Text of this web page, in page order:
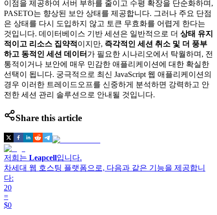
이점을 제공하여 서버 부하를 줄이고 수평 확장을 단순화하며,
PASETO는 향상된 보안 상태를 제공합니다. 그러나 주요 단점
은 상태를 다시 도입하지 않고 토큰 무효화를 어렵게 한다는
것입니다. 데이터베이스 기반 세션은 일반적으로 더 상태 유지
적이고 리소스 집약적 이지만, 즉각적인 세션 취소 및 더 풍부
하고 동적인 세션 데이터 가 필요한 시나리오에서 탁월하며, 전
통적이거나 보안에 매우 민감한 애플리케이션에 대한 확실한
선택이 됩니다. 궁극적으로 최신 JavaScript 웹 애플리케이션의
경우 이러한 트레이드오프를 신중하게 분석하면 강력하고 안
전한 세션 관리 솔루션으로 안내될 것입니다.
Share this article
저희는 Leapcell입니다.
차세대 웹 호스팅 플랫폼으로, 다음과 같은 기능을 제공합니
다:
20
=
$0